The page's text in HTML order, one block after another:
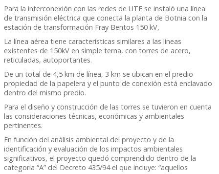
Para la interconexión con las redes de UTE se instaló una línea
de transmisión eléctrica que conecta la planta de Botnia con la
estación de transformación Fray Bentos 150 kV,
La línea aérea tiene características similares a las líneas
existentes de 150kV en simple terna, con torres de acero,
reticuladas, autoportantes.
De un total de 4,5 km de línea, 3 km se ubican en el predio
propiedad de la papelera y el punto de conexión está enclavado
dentro del mismo predio.
Para el diseño y construcción de las torres se tuvieron en cuenta
las consideraciones técnicas, económicas y ambientales
pertinentes.
En función del análisis ambiental del proyecto y de la
identificación y evaluación de los impactos ambientales
significativos, el proyecto quedó comprendido dentro de la
categoría “A” del Decreto 435/94 el que incluye: “aquellos